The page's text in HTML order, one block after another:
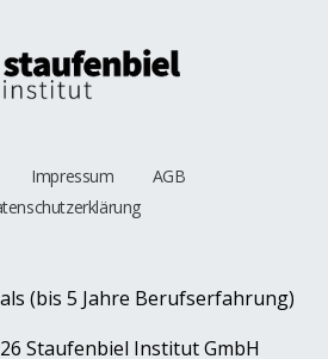
Impressum
AGB
(bis 5 Jahre Berufserfahrung)
Staufenbiel Institut GmbH